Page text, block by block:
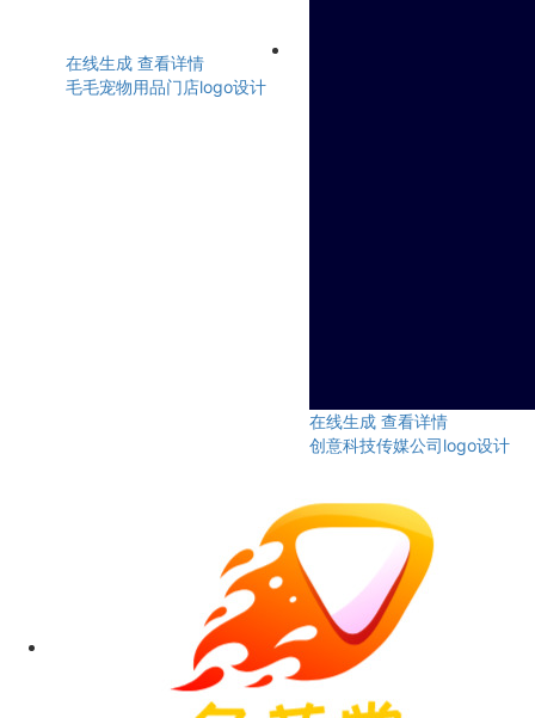
在线生成 查看详情
毛毛宠物用品门店logo设计
在线生成 查看详情
创意科技传媒公司logo设计